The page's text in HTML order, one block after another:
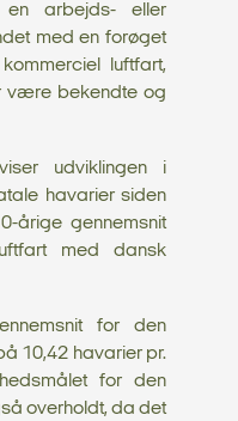
arbejds- eller
med en forøget
luftfart,
være bekendte og
udviklingen i
havarier siden
årige gennemsnit
med dansk
for den
10,42 havarier pr.
for den
overholdt, da det